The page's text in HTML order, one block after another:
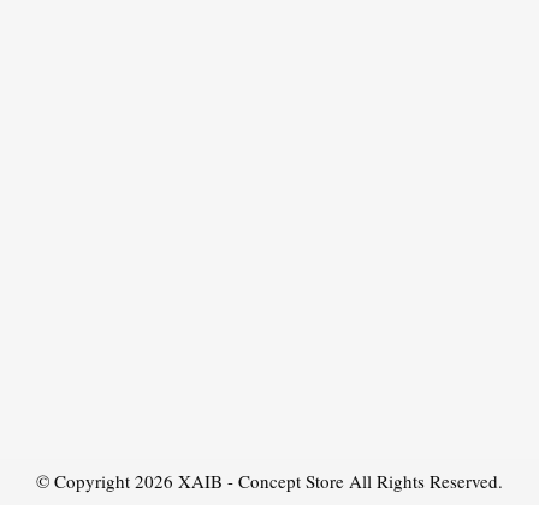
© Copyright 2026 XAIB - Concept Store All Rights Reserved.